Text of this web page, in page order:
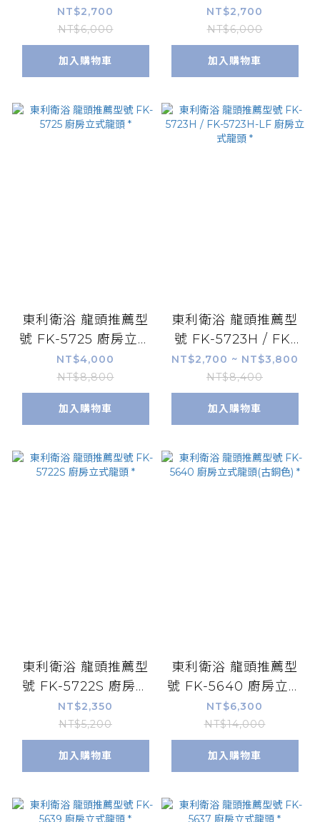
伸縮龍頭 *
NT$2,700
NT$6,000
加入購物車
伸縮龍頭 *
NT$2,700
NT$6,000
加入購物車
東利衛浴 龍頭推薦型
號 FK-5725 廚房立式
龍頭 *
NT$4,000
NT$8,800
加入購物車
東利衛浴 龍頭推薦型
號 FK-5723H / FK-
5723H-LF 廚房立式
龍頭 *
NT$2,700 ~ NT$3,800
NT$8,400
加入購物車
東利衛浴 龍頭推薦型
號 FK-5722S 廚房立
式龍頭 *
NT$2,350
NT$5,200
加入購物車
東利衛浴 龍頭推薦型
號 FK-5640 廚房立式
龍頭(古銅色) *
NT$6,300
NT$14,000
加入購物車